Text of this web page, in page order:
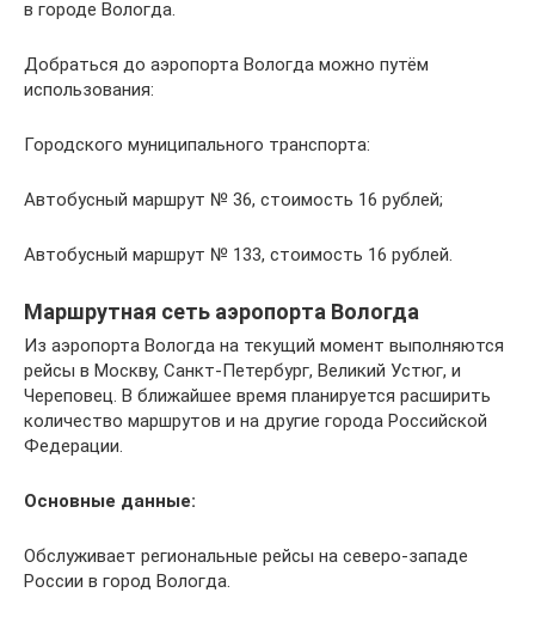
в городе Вологда.
Добраться до аэропорта Вологда можно путём
использования:
Городского муниципального транспорта:
Автобусный маршрут № 36, стоимость 16 рублей;
Автобусный маршрут № 133, стоимость 16 рублей.
Маршрутная сеть аэропорта Вологда
Из аэропорта Вологда на текущий момент выполняются
рейсы в Москву, Санкт-Петербург, Великий Устюг, и
Череповец. В ближайшее время планируется расширить
количество маршрутов и на другие города Российской
Федерации.
Основные данные:
Обслуживает региональные рейсы на северо-западе
России в город Вологда.